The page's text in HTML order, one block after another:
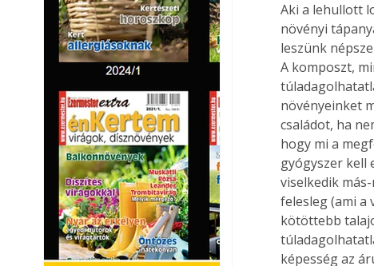
Aki a lehullott
növényi
leszünk
A komposzt,
növényeinket
családot, ha
hogy mi a
gyógyszer kell
viselkedik
felesleg (ami a
kötöttebb
képesség az